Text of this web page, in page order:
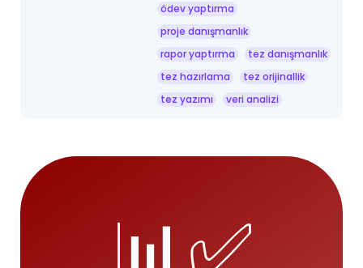
ödev yaptırma
proje danışmanlık
rapor yaptırma
tez danışmanlık
tez hazırlama
tez orijinallik
tez yazımı
veri analizi